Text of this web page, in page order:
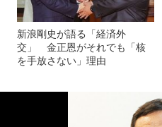
新浪剛史が語る「経済外
交」 金正恩がそれでも「核
を手放さない」理由